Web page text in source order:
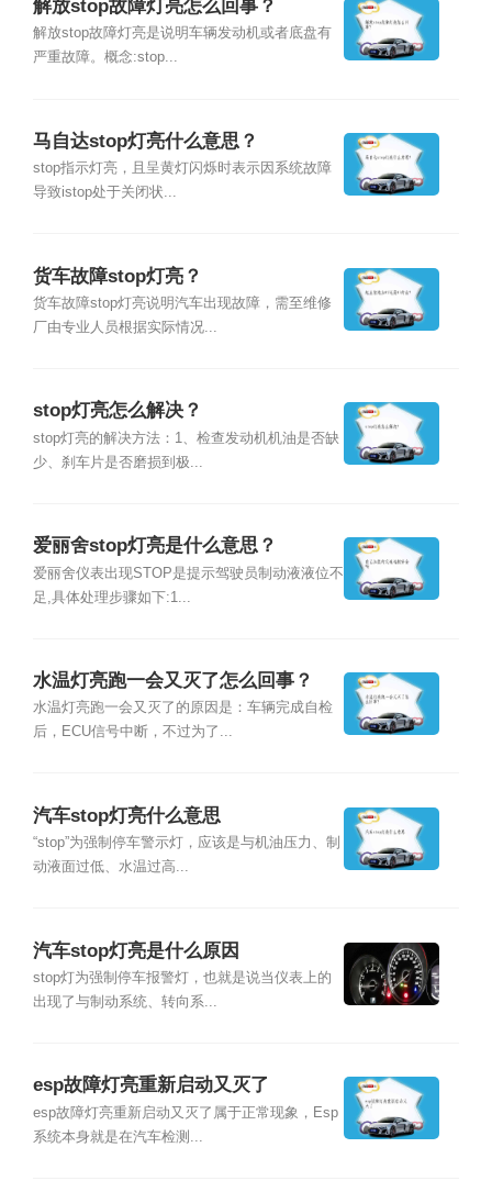
解放stop故障灯亮怎么回事？
解放stop故障灯亮是说明车辆发动机或者底盘有
严重故障。概念:stop...
马自达stop灯亮什么意思？
stop指示灯亮，且呈黄灯闪烁时表示因系统故障
导致istop处于关闭状...
货车故障stop灯亮？
货车故障stop灯亮说明汽车出现故障，需至维修
厂由专业人员根据实际情况...
stop灯亮怎么解决？
stop灯亮的解决方法：1、检查发动机机油是否缺
少、刹车片是否磨损到极...
爱丽舍stop灯亮是什么意思？
爱丽舍仪表出现STOP是提示驾驶员制动液液位不
足,具体处理步骤如下:1...
水温灯亮跑一会又灭了怎么回事？
水温灯亮跑一会又灭了的原因是：车辆完成自检
后，ECU信号中断，不过为了...
汽车stop灯亮什么意思
“stop”为强制停车警示灯，应该是与机油压力、制
动液面过低、水温过高...
汽车stop灯亮是什么原因
stop灯为强制停车报警灯，也就是说当仪表上的
出现了与制动系统、转向系...
esp故障灯亮重新启动又灭了
esp故障灯亮重新启动又灭了属于正常现象，Esp
系统本身就是在汽车检测...